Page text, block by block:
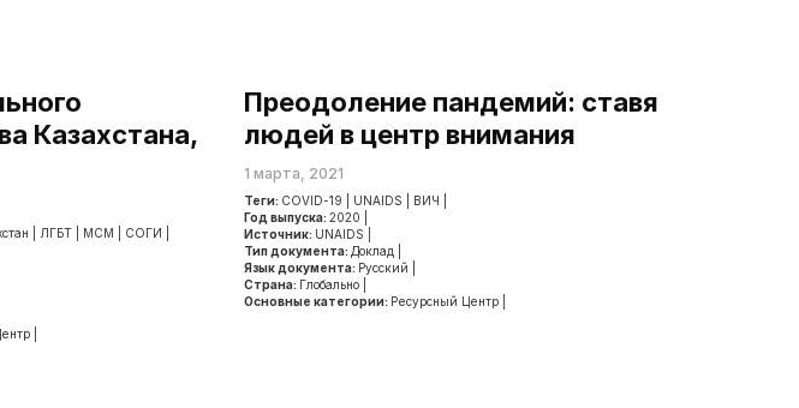
Казахстана,
ЛГБТ| МСМ СОГИ
|
Преодоление пандемий: ставя
людей в центр внимания
1 марта, 2021
Теги: COVID-19 UNAIDS ВИЧ
Год выпуска: 2020
Источник: UNAIDS
Тип документа: Доклад
Язык документа: Русский
Страна: Глобально|
Основные категории: Ресурсный Центр|